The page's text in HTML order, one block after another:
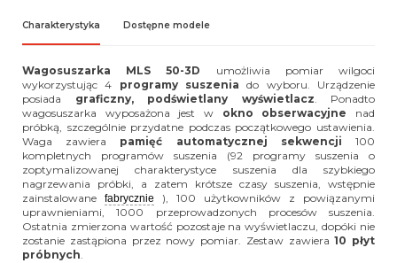
Charakterystyka Dostępne modele
Wagosuszarka MLS 50-3D umożliwia pomiar wilgoci
wykorzystując 4 programy suszenia do wyboru. Urządzenie
posiada graficzny, podświetlany wyświetlacz. Ponadto
wagosuszarka wyposażona jest w okno obserwacyjne nad
próbką, szczególnie przydatne podczas początkowego ustawienia.
Waga zawiera pamięć automatycznej sekwencji 100
kompletnych programów suszenia (92 programy suszenia o
zoptymalizowanej charakterystyce suszenia dla szybkiego
nagrzewania próbki, a zatem krótsze czasy suszenia, wstępnie
zainstalowane
fabrycznie
), 100 użytkowników z powiązanymi
uprawnieniami, 1000 przeprowadzonych procesów suszenia.
Ostatnia zmierzona wartość pozostaje na wyświetlaczu, dopóki nie
zostanie zastąpiona przez nowy pomiar. Zestaw zawiera10 płyt
próbnych.